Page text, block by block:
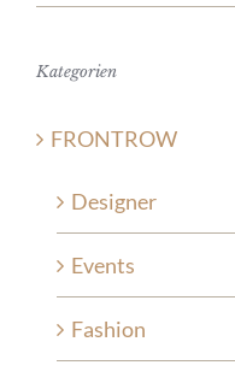
Kategorien
FRONTROW
Designer
Events
Fashion